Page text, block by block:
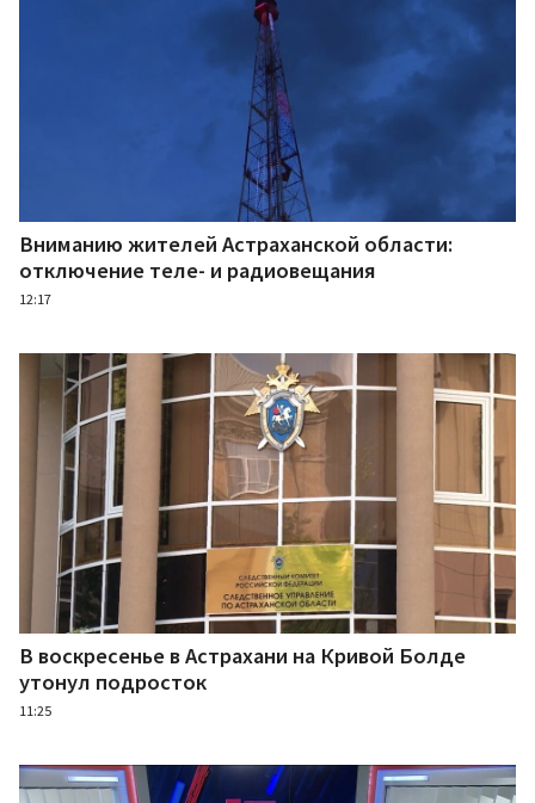
Вниманию жителей Астраханской области:
отключение теле- и радиовещания
12:17
В воскресенье в Астрахани на Кривой Болде
утонул подросток
11:25